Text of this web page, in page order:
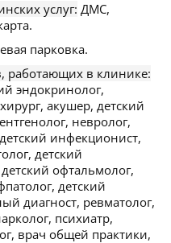
услуг: ДМС,
парковка.
работающих в клинике:
эндокринолог,
акушер, детский
невролог,
инфекционист,
детский
офтальмолог,
детский
диагност, ревматолог,
психиатр,
врач общей практики,